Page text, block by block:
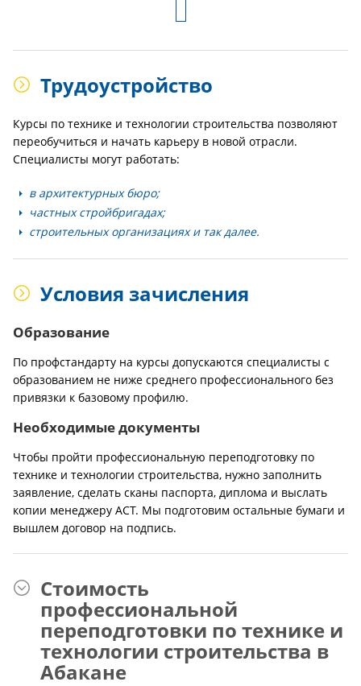
Трудоустройство
Курсы по технике и технологии строительства позволяют
переобучиться и начать карьеру в новой отрасли.
Специалисты могут работать:
в архитектурных бюро;
частных стройбригадах;
строительных организациях и так далее.
Условия зачисления
Образование
По профстандарту на курсы допускаются специалисты с
образованием не ниже среднего профессионального без
привязки к базовому профилю.
Необходимые документы
Чтобы пройти профессиональную переподготовку по
технике и технологии строительства, нужно заполнить
заявление, сделать сканы паспорта, диплома и выслать
копии менеджеру АСТ. Мы подготовим остальные бумаги и
вышлем договор на подпись.
Стоимость
профессиональной
переподготовки по технике и
технологии строительства в
Абакане